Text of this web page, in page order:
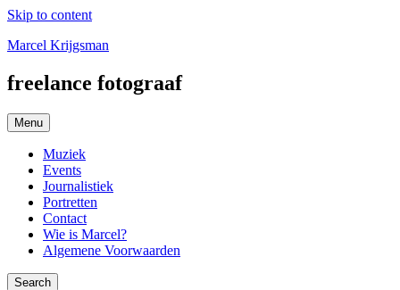
Skip to content
Marcel Krijgsman
freelance fotograaf
Menu
Muziek
Events
Journalistiek
Portretten
Contact
Wie is Marcel?
Algemene Voorwaarden
Search